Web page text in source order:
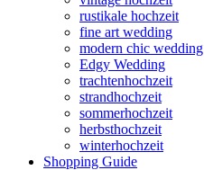
rustikale hochzeit
fine art wedding
modern chic wedding
Edgy Wedding
trachtenhochzeit
strandhochzeit
sommerhochzeit
herbsthochzeit
winterhochzeit
Shopping Guide